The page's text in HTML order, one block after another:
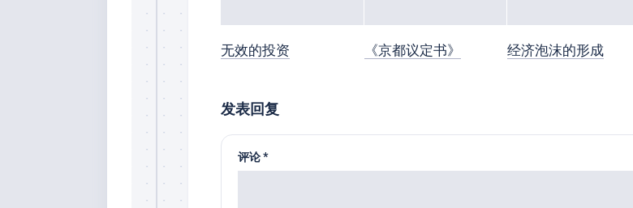
无效的投资 《京都议定书》 经济泡沫的形成
发表回复
评论*